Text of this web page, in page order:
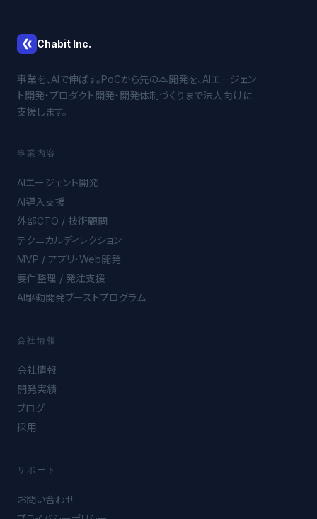
Chabit Inc.
事業を、AIで伸ばす。PoCから先の本開発を、AIエージェン
ト開発・プロダクト開発・開発体制づくりまで法人向けに
支援します。
事業内容
AIエージェント開発
AI導入支援
外部CTO / 技術顧問
テクニカルディレクション
MVP / アプリ・Web開発
要件整理 / 発注支援
AI駆動開発ブーストプログラム
会社情報
会社情報
開発実績
ブログ
採用
サポート
お問い合わせ